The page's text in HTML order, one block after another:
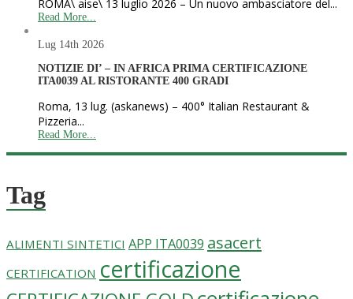
ROMA\ aise\ 13 luglio 2026 – Un nuovo ambasciatore del...
Read More...
Lug 14th 2026
NOTIZIE DI’ – IN AFRICA PRIMA CERTIFICAZIONE
ITA0039 AL RISTORANTE 400 GRADI
Roma, 13 lug. (askanews) – 400° Italian Restaurant &
Pizzeria...
Read More...
Tag
ALIMENTI SINTETICI APP ITA0039 asacert
CERTIFICATION certificazione